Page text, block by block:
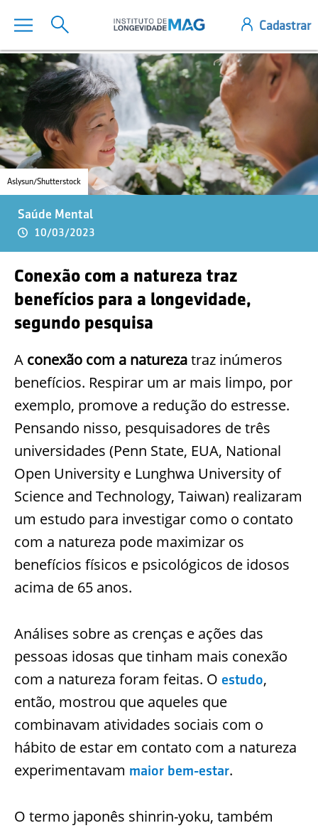
Aslysun/Shutterstock
Saúde Mental
10/03/2023
Conexão com a natureza traz
benefícios para a longevidade,
segundo pesquisa
A conexão com a naturezatraz inúmeros
benefícios. Respirar um ar mais limpo, por
exemplo, promove a redução do estresse.
Pensando nisso, pesquisadores de três
universidades (Penn State, EUA, National
Open University e Lunghwa University of
Science and Technology, Taiwan) realizaram
um estudo para investigar como o contato
com a natureza pode maximizar os
benefícios físicos e psicológicos de idosos
acima de 65 anos.
Análises sobre as crenças e ações das
pessoas idosas que tinham mais conexão
com a natureza foram feitas. O estudo,
então, mostrou que aqueles que
combinavam atividades sociais com o
hábito de estar em contato com a natureza
experimentavam maior bem-estar.
O termo japonês shinrin-yoku, também